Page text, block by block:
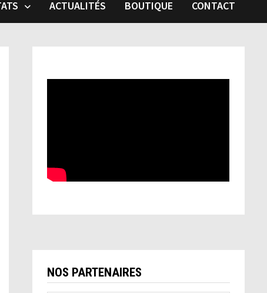
ACTUALITÉS BOUTIQUE CONTACT
NOS PARTENAIRES